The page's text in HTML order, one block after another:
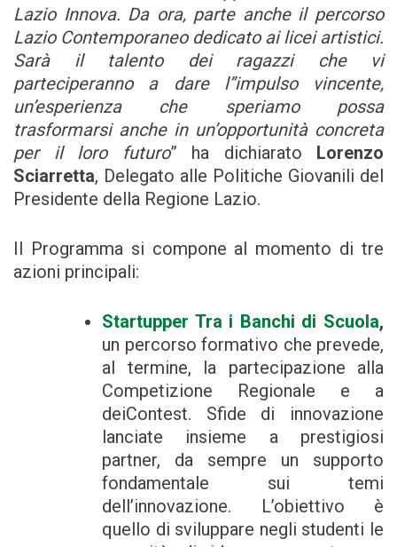
Lazio Innova. Da ora, parte anche il percorso
Lazio Contemporaneo dedicato ai licei artistici.
Sarà il talento dei ragazzi che vi
parteciperanno a dare l’’impulso vincente,
un’esperienza che speriamo possa
trasformarsi anche in un’opportunità concreta
per il loro futuro” ha dichiarato Lorenzo
Sciarretta, Delegato alle Politiche Giovanili del
Presidente della Regione Lazio.
Il Programma si compone al momento di tre
azioni principali:
Startupper Tra i Banchi di Scuola,
un percorso formativo che prevede,
al termine, la partecipazione alla
Competizione Regionale e a
deiContest. Sfide di innovazione
lanciate insieme a prestigiosi
partner, da sempre un supporto
fondamentale sui temi
dell’innovazione. L’obiettivo è
quello di sviluppare negli studenti le